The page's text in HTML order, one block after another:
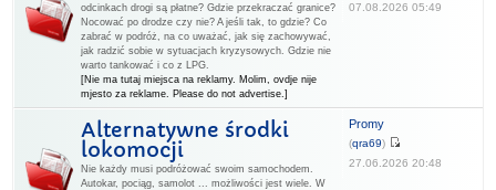
odcinkach drogi są płatne? Gdzie przekraczać granice?
Nocować po drodze czy nie? A jeśli tak, to gdzie? Co
zabrać w podróż, na co uważać, jak się zachowywać,
jak radzić sobie w sytuacjach kryzysowych. Gdzie nie
warto tankować i co z LPG.
[Nie ma tutaj miejsca na reklamy. Molim, ovdje nije
mjesto za reklame. Please do not advertise.]
07.08.2026 05:49
Alternatywne środki
lokomocji
Nie każdy musi podróżować swoim samochodem.
Autokar, pociąg, samolot ... możliwości jest wiele. W
Promy
(qra69)
27.06.2026 20:48